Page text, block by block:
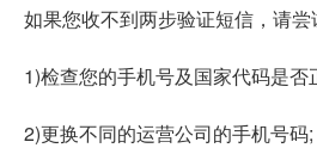
如果您收不到两步验证短信，请尝
1)检查您的手机号及国家代码是否
2)更换不同的运营公司的手机号码;